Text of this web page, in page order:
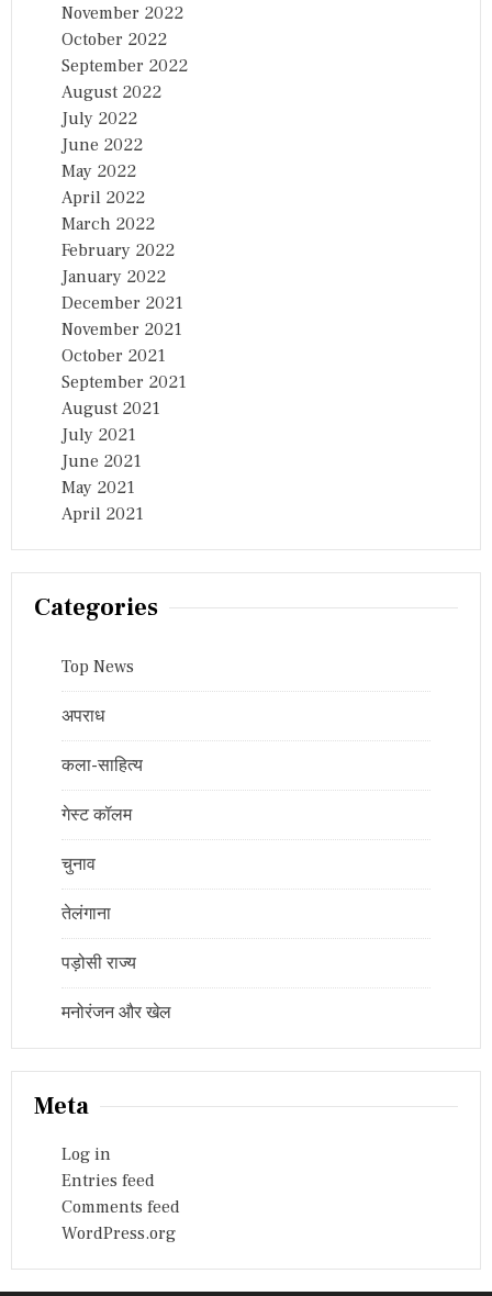
November 2022
October 2022
September 2022
August 2022
July 2022
June 2022
May 2022
April 2022
March 2022
February 2022
January 2022
December 2021
November 2021
October 2021
September 2021
August 2021
July 2021
June 2021
May 2021
April 2021
Categories
Top News
अपराध
कला-साहित्य
गेस्ट कॉलम
चुनाव
तेलंगाना
पड़ोसी राज्य
मनोरंजन और खेल
Meta
Log in
Entries feed
Comments feed
WordPress.org